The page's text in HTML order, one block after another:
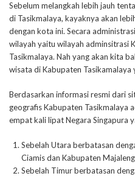
Sebelum melangkah lebih jauh
di Tasikmalaya, kayaknya akan
dengan kota ini. Secara
wilayah yaitu wilayah adminsitrasi
Tasikmalaya. Nah yang akan kita
wisata di Kabupaten Tasikamalaya
Berdasarkan informasi resmi dari
geografis Kabupaten Tasikmalaya
empat kali lipat Negara Singapura
Sebelah Utara berbatasan
Ciamis dan Kabupaten
Sebelah Timur berbatasan